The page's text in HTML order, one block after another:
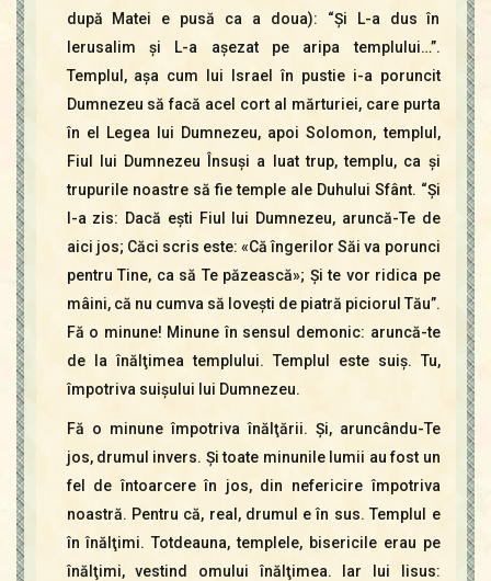
după Matei e pusă ca a doua): “Şi L-a dus în
Ierusalim şi L-a aşezat pe aripa templului…”.
Templul, aşa cum lui Israel în pustie i-a poruncit
Dumnezeu să facă acel cort al mărturiei, care purta
în el Legea lui Dumnezeu, apoi Solomon, templul,
Fiul lui Dumnezeu Însuşi a luat trup, templu, ca şi
trupurile noastre să fie temple ale Duhului Sfânt. “Şi
I-a zis: Dacă eşti Fiul lui Dumnezeu, aruncă-Te de
aici jos; Căci scris este: «Că îngerilor Săi va porunci
pentru Tine, ca să Te păzească»; Şi te vor ridica pe
mâini, că nu cumva să loveşti de piatră piciorul Tău”.
Fă o minune! Minune în sensul demonic: aruncă-te
de la înălţimea templului. Templul este suiş. Tu,
împotriva suişului lui Dumnezeu.
Fă o minune împotriva înălţării. Şi, aruncându-Te
jos, drumul invers. Şi toate minunile lumii au fost un
fel de întoarcere în jos, din nefericire împotriva
noastră. Pentru că, real, drumul e în sus. Templul e
în înălţimi. Totdeauna, templele, bisericile erau pe
înălţimi, vestind omului înălţimea. Iar lui Iisus: